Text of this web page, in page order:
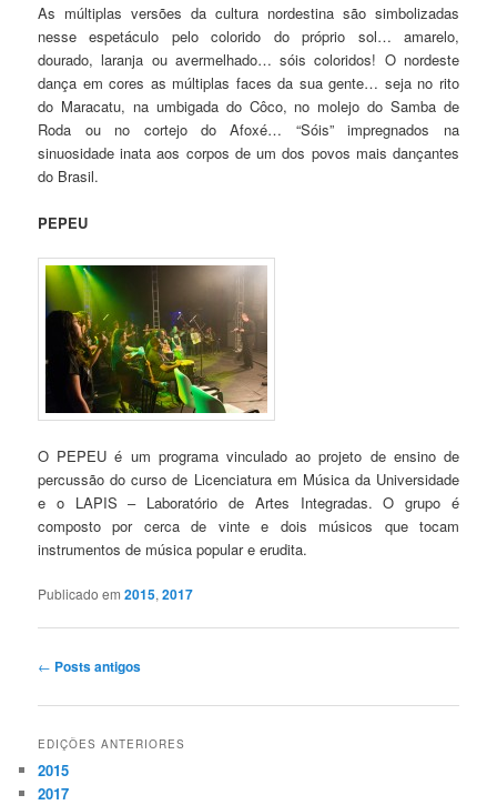
As múltiplas versões da cultura nordestina são simbolizadas
nesse espetáculo pelo colorido do próprio sol… amarelo,
dourado, laranja ou avermelhado… sóis coloridos! O nordeste
dança em cores as múltiplas faces da sua gente… seja no rito
do Maracatu, na umbigada do Côco, no molejo do Samba de
Roda ou no cortejo do Afoxé… “Sóis” impregnados na
sinuosidade inata aos corpos de um dos povos mais dançantes
do Brasil.
PEPEU
O PEPEU é um programa vinculado ao projeto de ensino de
percussão do curso de Licenciatura em Música da Universidade
e o LAPIS – Laboratório de Artes Integradas. O grupo é
composto por cerca de vinte e dois músicos que tocam
instrumentos de música popular e erudita.
Publicado em 2015,2017
Navegação
posts
← Posts antigos
EDIÇÕES ANTERIORES
2015
2017